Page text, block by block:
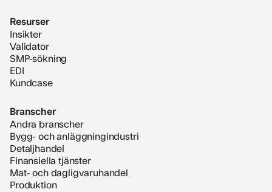
Resurser
Insikter
Validator
SMP-sökning
EDI
Kundcase
Branscher
Andra branscher
Bygg- och anläggningindustri
Detaljhandel
Finansiella tjänster
Mat- och dagligvaruhandel
Produktion